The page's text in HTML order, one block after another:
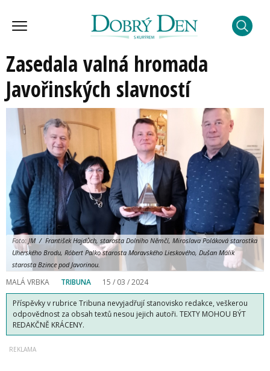
Zasedala valná hromada
Javořinských slavností
Foto: JM / František Hajdůch, starosta Dolního Němčí, Miroslava Poláková starostka
Uherského Brodu, Róbert Palko starosta Moravského Lieskového, Dušan Málik
starosta Bzince pod Javorinou.
MALÁ VRBKA TRIBUNA 15 / 03 / 2024
Příspěvky v rubrice Tribuna nevyjadřují stanovisko redakce, veškerou
odpovědnost za obsah textů nesou jejich autoři. TEXTY MOHOU BÝT
REDAKČNĚ KRÁCENY.